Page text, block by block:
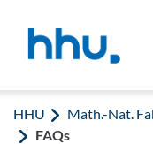
HHU Math.-Nat.
FAQs